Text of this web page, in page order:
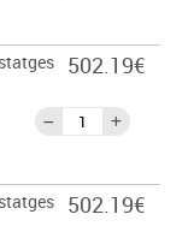
502.19€
502.19€